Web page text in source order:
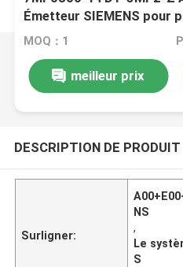
Émetteur SIEMENS pour
MOQ：1
meilleur prix
DESCRIPTION DE PRODUIT
Surligner:
NS
,
Le
S